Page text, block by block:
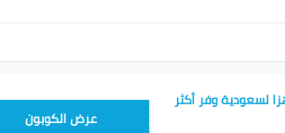
لسعودية وفر أكثر
عرض الكوبون